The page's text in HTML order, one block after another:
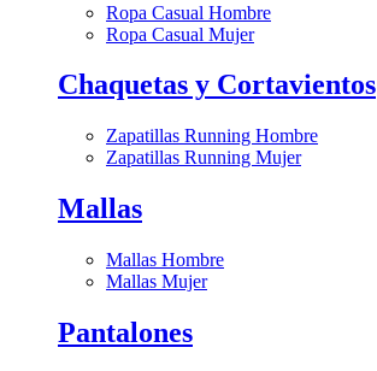
Ropa Casual Hombre
Ropa Casual Mujer
Chaquetas y Cortavientos
Zapatillas Running Hombre
Zapatillas Running Mujer
Mallas
Mallas Hombre
Mallas Mujer
Pantalones